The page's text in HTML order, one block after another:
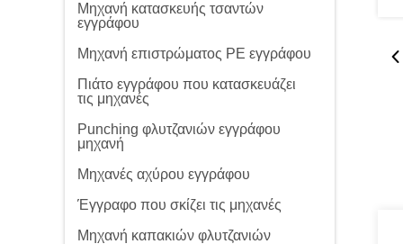
Μηχανή κατασκευής τσαντών
εγγράφου
Μηχανή επιστρώματος PE εγγράφου
Πιάτο εγγράφου που κατασκευάζει
τις μηχανές
Punching φλυτζανιών εγγράφου
μηχανή
Μηχανές αχύρου εγγράφου
Έγγραφο που σκίζει τις μηχανές
Μηχανή καπακιών φλυτζανιών